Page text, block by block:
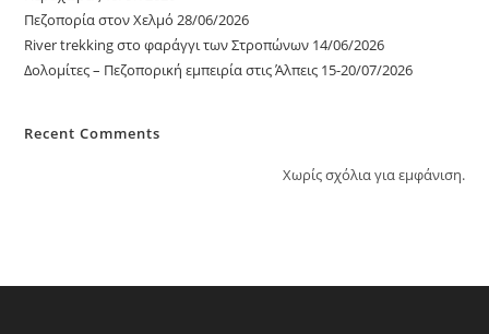
Πεζοπορία στον Χελμό 28/06/2026
River trekking στο φαράγγι των Στροπώνων 14/06/2026
Δολομίτες – Πεζοπορική εμπειρία στις Άλπεις 15-20/07/2026
Recent Comments
Χωρίς σχόλια για εμφάνιση.